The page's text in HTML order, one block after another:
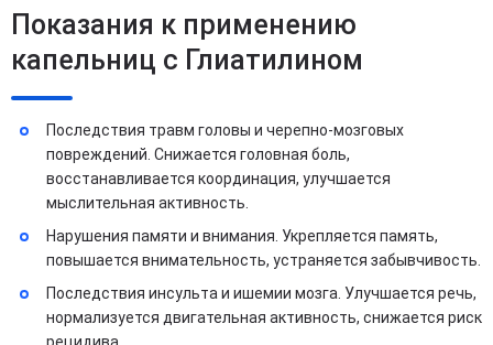
Показания к применению
капельниц с Глиатилином
Последствия травм головы и черепно-мозговых
повреждений. Снижается головная боль,
восстанавливается координация, улучшается
мыслительная активность.
Нарушения памяти и внимания. Укрепляется память,
повышается внимательность, устраняется забывчивость.
Последствия инсульта и ишемии мозга. Улучшается речь,
нормализуется двигательная активность, снижается риск
рецидива.